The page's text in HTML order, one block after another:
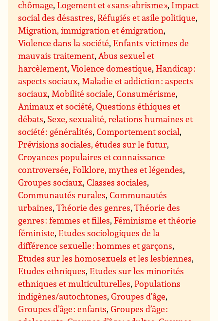
chômage,Logement et « sans-abrisme », Impact
social des désastres,Réfugiés et asile politique,
Migration, immigration et émigration,
Violence dans la société,Enfants victimes de
mauvais traitement,Abus sexuel et
harcèlement,Violence domestique,Handicap :
aspects sociaux,Maladie et addiction : aspects
sociaux,Mobilité sociale,Consumérisme,
Animaux et société,Questions éthiques et
débats, Sexe, sexualité, relations humaines et
société : généralités,Comportement social,
Prévisions sociales, études sur le futur,
Croyances populaires et connaissance
controversée,Folklore, mythes et légendes,
Groupes sociaux,Classes sociales,
Communautés rurales,Communautés
urbaines,Théorie des genres,Théorie des
genres : femmes et filles,Féminisme et théorie
féministe,Etudes sociologiques de la
différence sexuelle : hommes et garçons,
Etudes sur les homosexuels et les lesbiennes,
Etudes ethniques,Etudes sur les minorités
ethniques et multiculturelles,Populations
indigènes/autochtones,Groupes d’âge,
Groupes d’âge : enfants,Groupes d’âge :